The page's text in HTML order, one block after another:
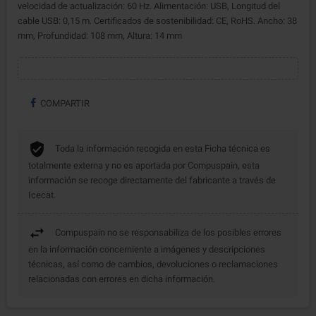
velocidad de actualización: 60 Hz. Alimentación: USB, Longitud del
cable USB: 0,15 m. Certificados de sostenibilidad: CE, RoHS. Ancho: 38
mm, Profundidad: 108 mm, Altura: 14 mm
COMPARTIR
Toda la información recogida en esta Ficha técnica es
totalmente externa y no es aportada por Compuspain, esta
información se recoge directamente del fabricante a través de
Icecat.
Compuspain no se responsabiliza de los posibles errores
en la información concerniente a imágenes y descripciones
técnicas, así como de cambios, devoluciones o reclamaciones
relacionadas con errores en dicha información.